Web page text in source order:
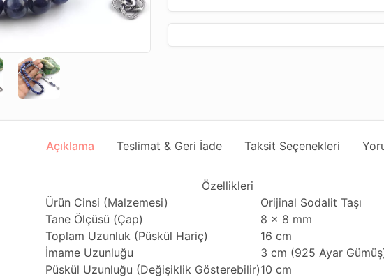
Açıklama Teslimat & Geri İade Taksit Seçenekleri
Özellikleri
Ürün Cinsi (Malzemesi)
Orijinal Sodalit Taşı
Tane Ölçüsü (Çap)
8 x 8 mm
Toplam Uzunluk (Püskül Hariç)
16 cm
İmame Uzunluğu
3 cm (925 Ayar
Püskül Uzunluğu (Değişiklik Gösterebilir)10 cm